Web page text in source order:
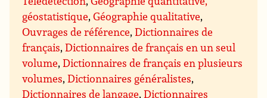
géostatistique,Géographie qualitative,
Ouvrages de référence,Dictionnaires de
français,Dictionnaires de français en un seul
volume,Dictionnaires de français en plusieurs
volumes,Dictionnaires généralistes,
Dictionnaires de langage,Dictionnaires